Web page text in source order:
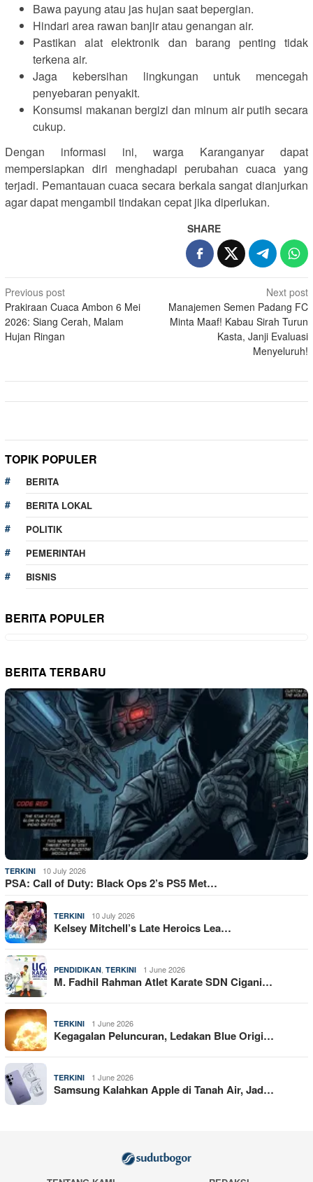
Bawa payung atau jas hujan saat bepergian.
Hindari area rawan banjir atau genangan air.
Pastikan alat elektronik dan barang penting tidak
terkena air.
Jaga kebersihan lingkungan untuk mencegah
penyebaran penyakit.
Konsumsi makanan bergizi dan minum air putih secara
cukup.
Dengan informasi ini, warga Karanganyar dapat
mempersiapkan diri menghadapi perubahan cuaca yang
terjadi. Pemantauan cuaca secara berkala sangat dianjurkan
agar dapat mengambil tindakan cepat jika diperlukan.
SHARE
Post
navigation
Previous post
Prakiraan Cuaca Ambon 6 Mei
2026: Siang Cerah, Malam
Hujan Ringan
Next post
Manajemen Semen Padang FC
Minta Maaf! Kabau Sirah Turun
Kasta, Janji Evaluasi
Menyeluruh!
TOPIK POPULER
BERITA
BERITA LOKAL
POLITIK
PEMERINTAH
BISNIS
BERITA POPULER
BERITA TERBARU
TERKINI 10 July 2026
PSA: Call of Duty: Black Ops 2’s PS5 Met…
TERKINI 10 July 2026
Kelsey Mitchell’s Late Heroics Lea…
PENDIDIKAN, TERKINI 1 June 2026
M. Fadhil Rahman Atlet Karate SDN Cigani…
TERKINI 1 June 2026
Kegagalan Peluncuran, Ledakan Blue Origi…
TERKINI 1 June 2026
Samsung Kalahkan Apple di Tanah Air, Jad…